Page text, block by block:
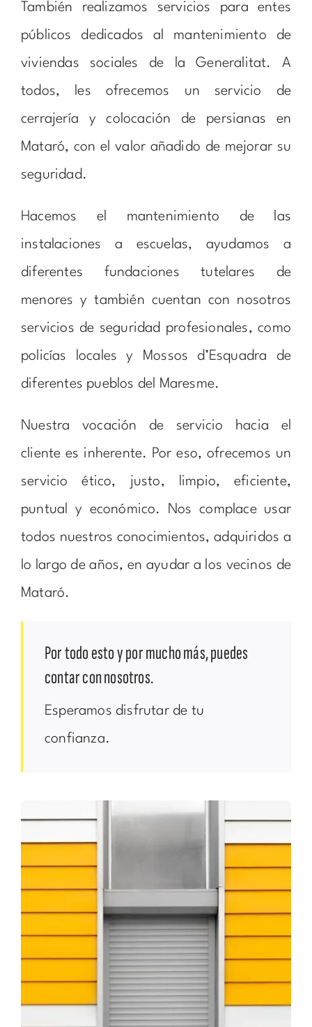
También realizamos servicios para entes
públicos dedicados al mantenimiento de
viviendas sociales de la Generalitat. A
todos, les ofrecemos un servicio de
cerrajería y colocación de persianas en
Mataró, con el valor añadido de mejorar su
seguridad.
Hacemos el mantenimiento de las
instalaciones a escuelas, ayudamos a
diferentes fundaciones tutelares de
menores y también cuentan con nosotros
servicios de seguridad profesionales, como
policías locales y Mossos d’Esquadra de
diferentes pueblos del Maresme.
Nuestra vocación de servicio hacia el
cliente es inherente. Por eso, ofrecemos un
servicio ético, justo, limpio, eficiente,
puntual y económico. Nos complace usar
todos nuestros conocimientos, adquiridos a
lo largo de años, en ayudar a los vecinos de
Mataró.
Por todo esto y por mucho más, puedes
contar con nosotros.
Esperamos disfrutar de tu
confianza.